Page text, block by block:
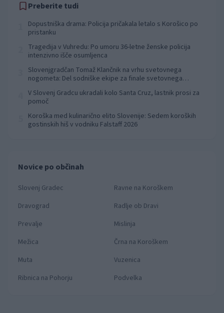
Preberite tudi
Dopustniška drama: Policija pričakala letalo s Korošico po
pristanku
Tragedija v Vuhredu: Po umoru 36-letne ženske policija
intenzivno išče osumljenca
Slovenjgradčan Tomaž Klančnik na vrhu svetovnega
nogometa: Del sodniške ekipe za finale svetovnega
V Slovenj Gradcu ukradali kolo Santa Cruz, lastnik prosi za
pomoč
Koroška med kulinarično elito Slovenije: Sedem koroških
gostinskih hiš v vodniku Falstaff 2026
Novice po občinah
Slovenj Gradec
Ravne na Koroškem
Dravograd
Radlje ob Dravi
Prevalje
Mislinja
Mežica
Črna na Koroškem
Muta
Vuzenica
Ribnica na Pohorju
Podvelka